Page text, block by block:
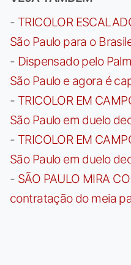
- TRICOLOR
São Paulo para o
- Dispensado pelo
São Paulo e agora é
- TRICOLOR EM
São Paulo em duelo
- TRICOLOR EM
São Paulo em duelo
- SÃO PAULO MIRA
contratação do meia